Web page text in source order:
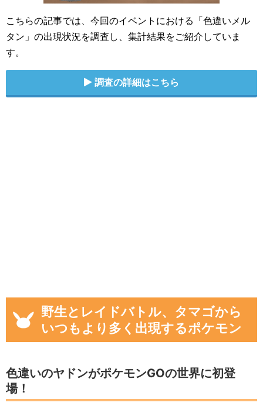
こちらの記事では、今回のイベントにおける「色違いメル
タン」の出現状況を調査し、集計結果をご紹介していま
す。
調査の詳細はこちら
野生とレイドバトル、タマゴから
いつもより多く出現するポケモン
色違いのヤドンがポケモンGOの世界に初登
場！